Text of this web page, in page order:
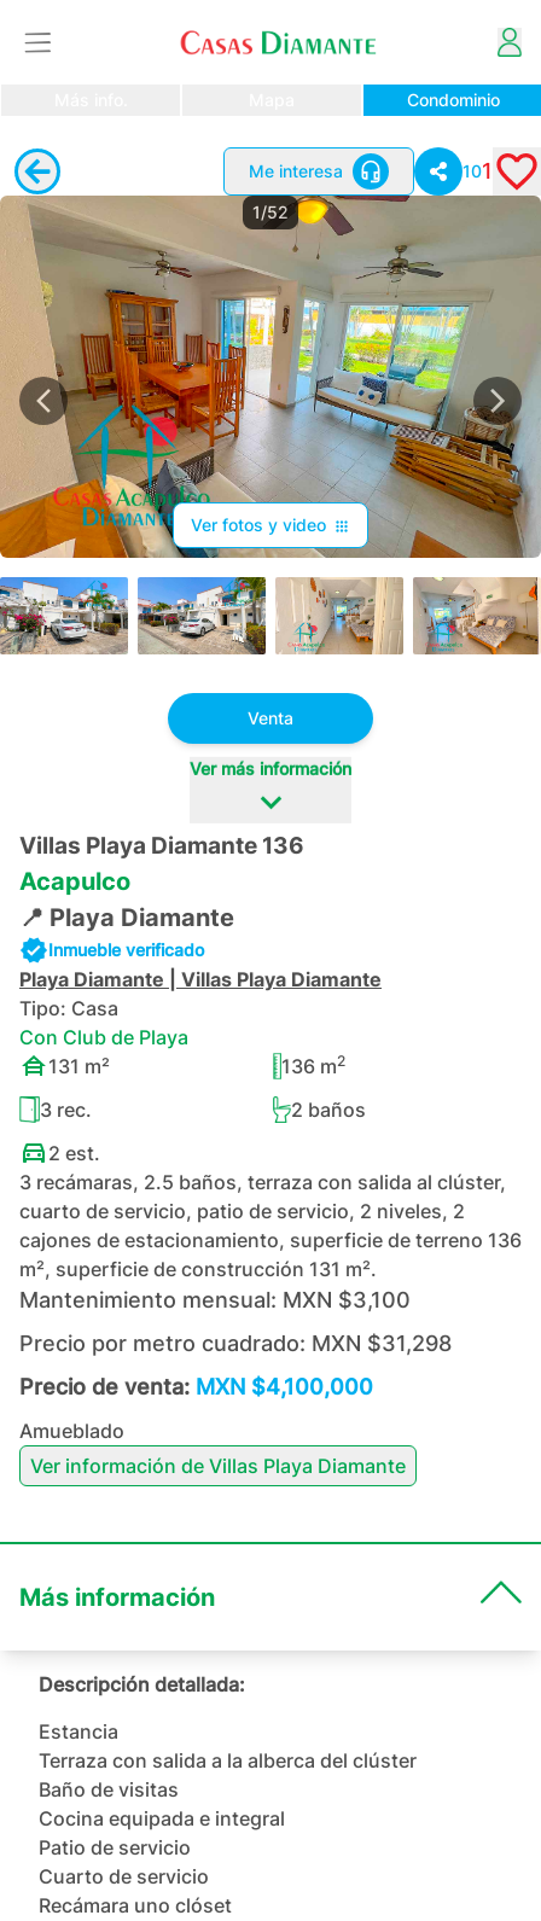
Condominio
101
1/52
Ver fotos y video
Venta
Ver más información
Villas Playa Diamante 136
Acapulco
📍 Playa Diamante
Inmueble verificado
Playa Diamante
Villas Playa Diamante
Tipo: Casa
Con Club de Playa
131 m² 136m2
3 rec. 2 baños
2 est.
3 recámaras, 2.5 baños, terraza con salida al clúster,
cuarto de servicio, patio de servicio, 2 niveles, 2
cajones de estacionamiento, superficie de terreno 136
m², superficie de construcción 131 m².
Mantenimiento mensual: MXN $3,100
Precio por metro cuadrado: MXN $31,298
Precio de venta: MXN $4,100,000
Amueblado
Ver información de Villas Playa Diamante
Más información
Descripción detallada:
Estancia
Terraza con salida a la alberca del clúster
Baño de visitas
Cocina equipada e integral
Patio de servicio
Cuarto de servicio
Recámara uno clóset